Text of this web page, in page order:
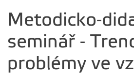
Metodicko-
seminář -
problémy ve